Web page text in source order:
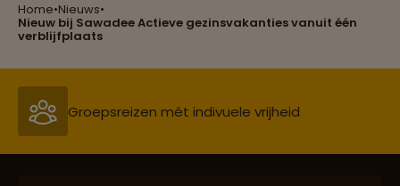
Home•Nieuws•
Nieuw bij Sawadee Actieve gezinsvakanties vanuit één
verblijfplaats
Reizen met oog voor mens, cultuur en milieu
Groepsreizen mét indivuele vrijheid